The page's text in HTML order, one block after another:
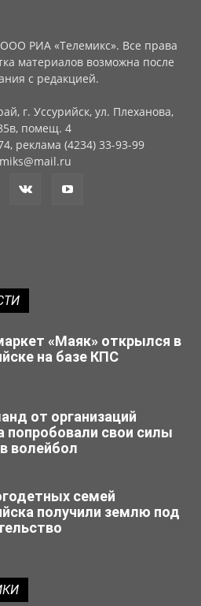
РИА «Телемикс». Все права
материалов возможна после
с редакцией.
г. Уссурийск, ул. Плеханова,
помещ. 4
реклама (4234) 33-93-99
«Маяк» открылся в
на базе КПС
от организаций
попробовали свои силы
волейбол
семей
получили землю под